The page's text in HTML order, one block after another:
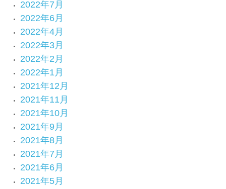
2022年7月
2022年6月
2022年4月
2022年3月
2022年2月
2022年1月
2021年12月
2021年11月
2021年10月
2021年9月
2021年8月
2021年7月
2021年6月
2021年5月